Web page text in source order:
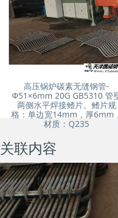
高压锅炉碳素无缝钢管-
Φ51×6mm 20G GB5310 管
两侧水平焊接鳍片。鳍片规
格：单边宽14mm，厚6mm，
材质：Q235
关联内容